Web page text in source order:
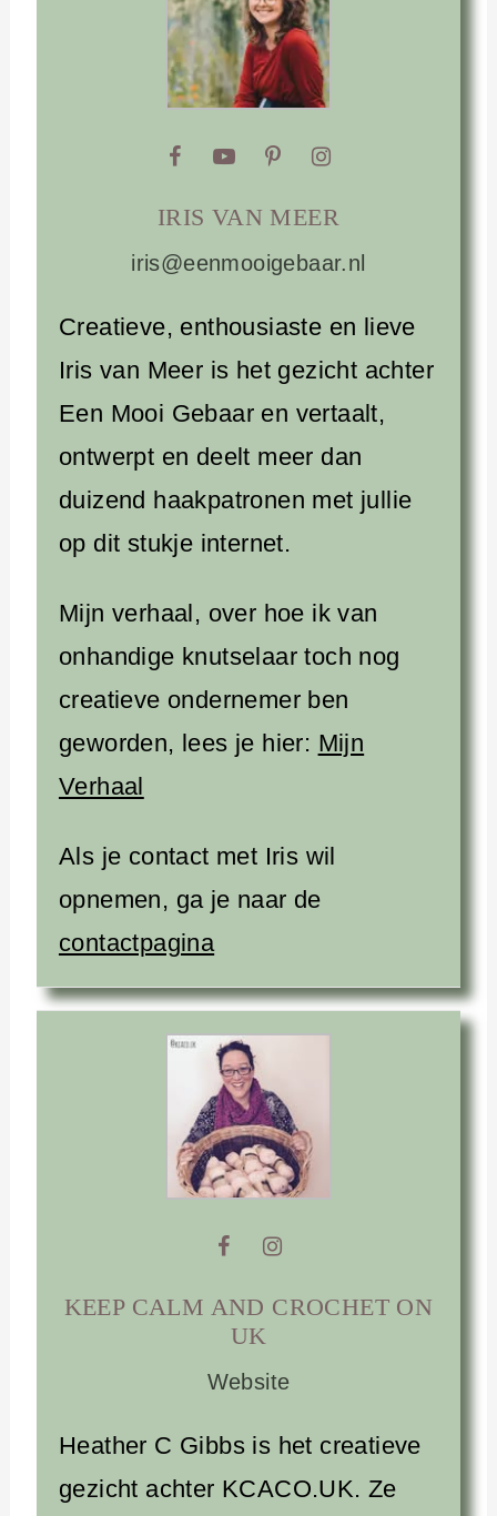
IRIS VAN MEER
iris@eenmooigebaar.nl
Creatieve, enthousiaste en lieve
Iris van Meer is het gezicht achter
Een Mooi Gebaar en vertaalt,
ontwerpt en deelt meer dan
duizend haakpatronen met jullie
op dit stukje internet.
Mijn verhaal, over hoe ik van
onhandige knutselaar toch nog
creatieve ondernemer ben
geworden, lees je hier: Mijn
Verhaal
Als je contact met Iris wil
opnemen, ga je naar de
contactpagina
KEEP CALM AND CROCHET ON
UK
Website
Heather C Gibbs is het creatieve
gezicht achter KCACO.UK. Ze